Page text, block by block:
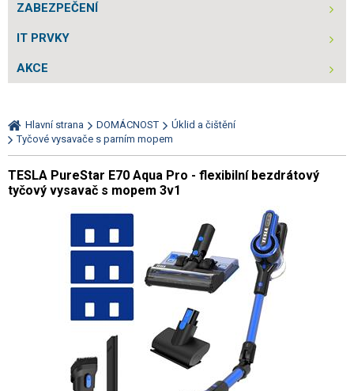
ZABEZPEČENÍ
IT PRVKY
AKCE
Hlavní strana DOMÁCNOST
Úklid a čištění
Tyčové vysavače s parním mopem
TESLA PureStar E70 Aqua Pro - flexibilní bezdrátový
tyčový vysavač s mopem 3v1